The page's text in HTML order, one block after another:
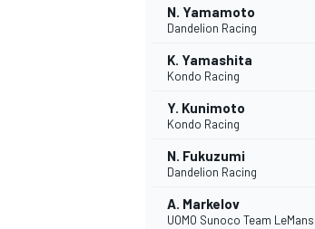
WRCN. Yamamoto
Dandelion Racing
K. Yamashita
Kondo Racing
Y. Kunimoto
Kondo Racing
N. Fukuzumi
Dandelion Racing
A. Markelov
UOMO Sunoco Team LeMans